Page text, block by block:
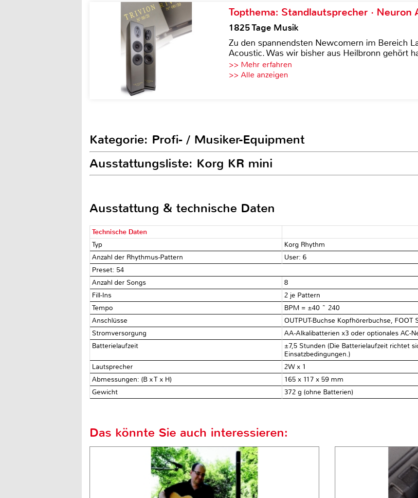
Topthema: Standlautsprecher · Neuron
1825 Tage Musik
Zu den spannendsten Newcomern im Bereich
Acoustic. Was wir bisher aus Heilbronn gehört
>> Mehr erfahren
>> Alle anzeigen
Kategorie: Profi- / Musiker-Equipment
Ausstattungsliste: Korg KR mini
Ausstattung & technische Daten
Technische Daten
Typ
Korg Rhythm
Anzahl der Rhythmus-Pattern
User: 6
Preset: 54
Anzahl der Songs
8
Fill-Ins
2 je Pattern
Tempo
BPM = ±40 ~ 240
Anschlüsse
OUTPUT-Buchse Kopfhörerbuchse, FOOT
Stromversorgung
AA-Alkalibatterien x3 oder optionales AC-
Batterielaufzeit
±7,5 Stunden (Die Batterielaufzeit richtet
Einsatzbedingungen.)
Lautsprecher
2W x 1
Abmessungen: (B x T x H)
165 x 117 x 59 mm
Gewicht
372 g (ohne Batterien)
Das könnte Sie auch interessieren: